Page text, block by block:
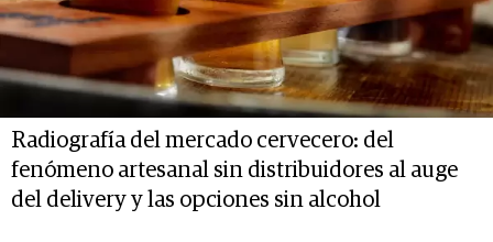
Radiografía del mercado cervecero: del
fenómeno artesanal sin distribuidores al auge
del delivery y las opciones sin alcohol